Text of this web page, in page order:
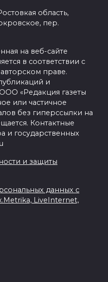
область,
пер.
на веб-сайте
в соответствии с
праве.
и
«Редакция газеты
или частичное
без гиперссылки на
Контактные
и государственных
и защиты
данных с
LiveInternet,